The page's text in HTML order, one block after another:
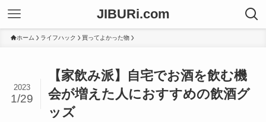
JIBURi.com
ホーム ライフハック 買ってよかった物
【家飲み派】自宅でお酒を飲む機
会が増えた人におすすめの飲酒グ
ッズ
2023
1/29